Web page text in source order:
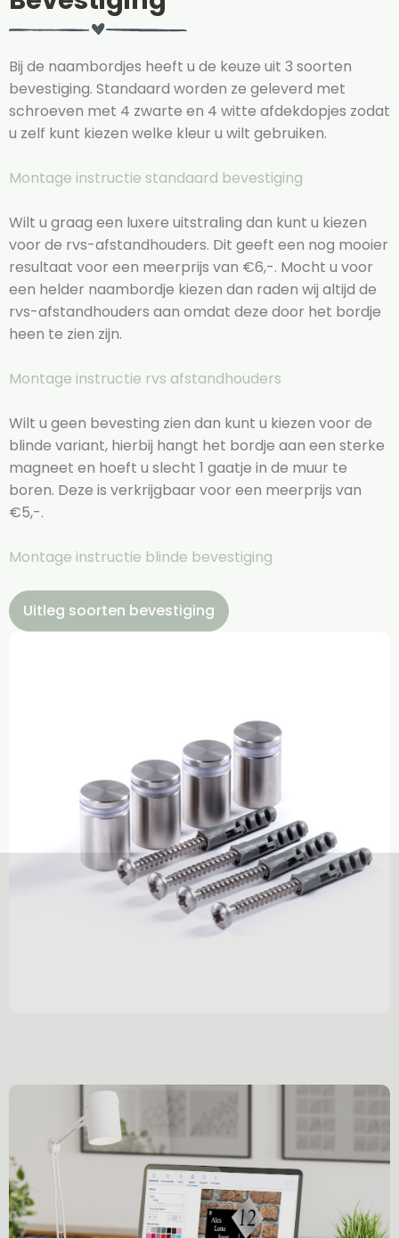
Bij de naambordjes heeft u de keuze uit 3 soorten
bevestiging. Standaard worden ze geleverd met
schroeven met 4 zwarte en 4 witte afdekdopjes zodat
u zelf kunt kiezen welke kleur u wilt gebruiken.
Montage instructie standaard bevestiging
Wilt u graag een luxere uitstraling dan kunt u kiezen
voor de rvs-afstandhouders. Dit geeft een nog mooier
resultaat voor een meerprijs van €6,-. Mocht u voor
een helder naambordje kiezen dan raden wij altijd de
rvs-afstandhouders aan omdat deze door het bordje
heen te zien zijn.
Montage instructie rvs afstandhouders
Wilt u geen bevesting zien dan kunt u kiezen voor de
blinde variant, hierbij hangt het bordje aan een sterke
magneet en hoeft u slecht 1 gaatje in de muur te
boren. Deze is verkrijgbaar voor een meerprijs van
€5,-.
Montage instructie blinde bevestiging
Uitleg soorten bevestiging